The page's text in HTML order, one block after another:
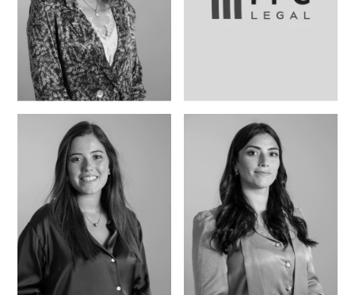
Catarina Azevedo Ricardo Marcos